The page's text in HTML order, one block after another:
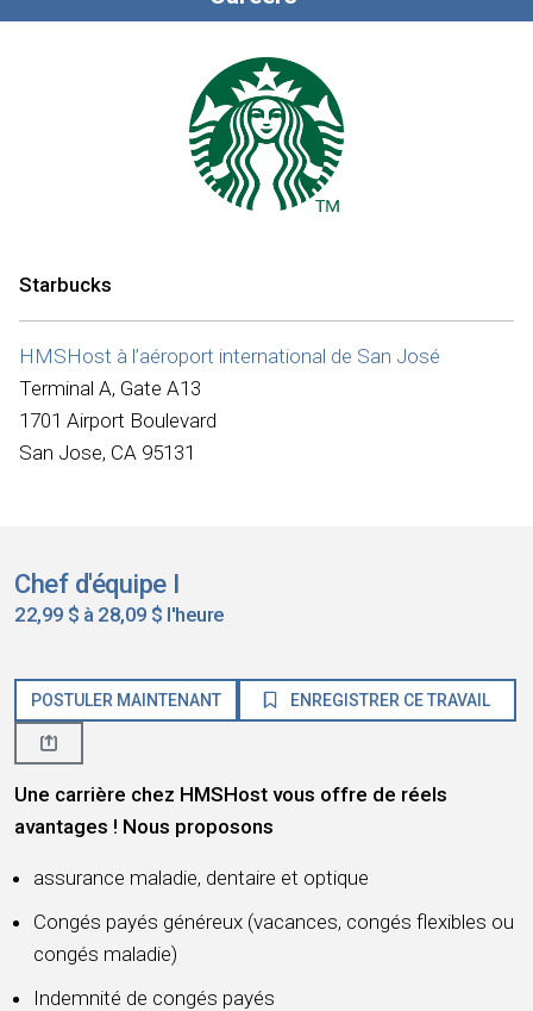
Starbucks
HMSHost à l’aéroport international de San José
Terminal A, Gate A13
1701 Airport Boulevard
San Jose, CA 95131
Chef d'équipe I
22,99 $ à 28,09 $ l'heure
POSTULER MAINTENANT ENREGISTRER CE TRAVAIL
Une carrière chez HMSHost vous offre de réels
avantages ! Nous proposons
assurance maladie, dentaire et optique
Congés payés généreux (vacances, congés flexibles ou
congés maladie)
Indemnité de congés payés